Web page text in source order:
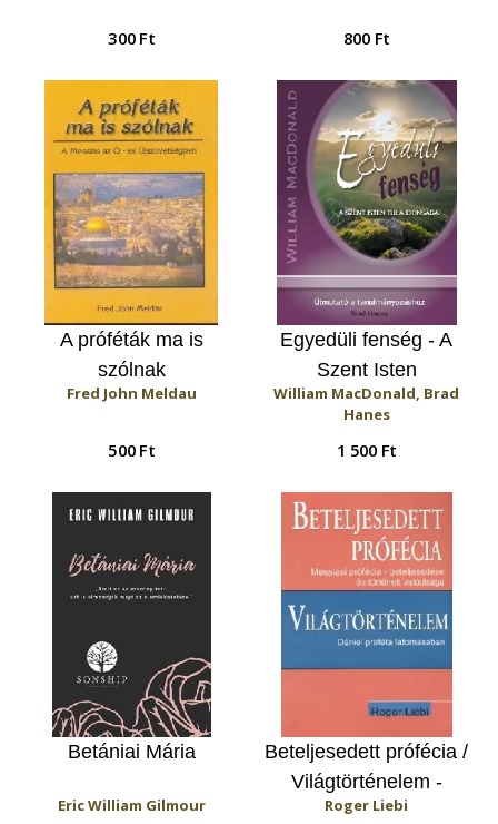
300 Ft 800 Ft
A próféták ma is
szólnak
Fred John Meldau
500 Ft
Egyedüli fenség - A
Szent Isten
tulajdonságai
William MacDonald, Brad
Hanes
1 500 Ft
Betániai Mária
Eric William Gilmour
Beteljesedett prófécia /
Világtörténelem -
Dániel próféta
Roger Liebi